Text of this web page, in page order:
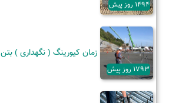
1494 روز پیش
1793 روز پیش
زمان کیورینگ ( نگهداری ) بتن